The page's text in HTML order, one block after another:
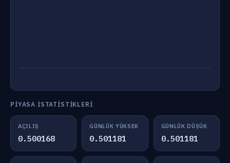
PIYASA İSTATISTIKLERI
AÇILIŞ
0.500168
GÜNLÜK YÜKSEK
0.501181
GÜNLÜK DÜŞÜK
0.501181